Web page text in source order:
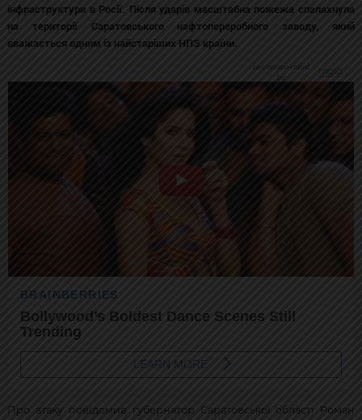
інфраструктури в Росії. Після ударів масштабна пожежа спалахнула
на території Саратовського нафтопереробного заводу, який
вважається одним із найстаріших НПЗ країни.
Про атаку повідомив губернатор Саратовської області Роман